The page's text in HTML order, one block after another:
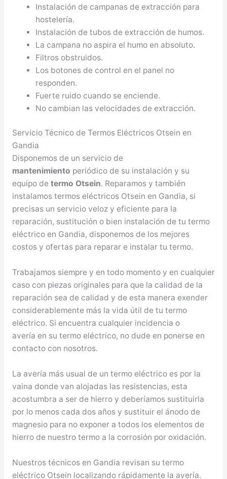
Instalación de campanas de extracción para
hostelería.
Instalación de tubos de extracción de humos.
La campana no aspira el humo en absoluto.
Filtros obstruidos.
Los botones de control en el panel no
responden.
Fuerte ruido cuando se enciende.
No cambian las velocidades de extracción.
Servicio Técnico de Termos Eléctricos Otsein en
Gandia
Disponemos de un servicio de
mantenimiento periódico de su instalación y su
equipo de termo Otsein. Reparamos y también
instalamos termos eléctricos Otsein en Gandia, si
precisas un servicio veloz y eficiente para la
reparación, sustitución o bien instalación de tu termo
eléctrico en Gandia, disponemos de los mejores
costos y ofertas para reparar e instalar tu termo.
Trabajamos siempre y en todo momento y en cualquier
caso con piezas originales para que la calidad de la
reparación sea de calidad y de esta manera exender
considerablemente más la vida útil de tu termo
eléctrico. Si encuentra cualquier incidencia o
avería en su termo eléctrico, no dude en ponerse en
contacto con nosotros.
La avería más usual de un termo eléctrico es por la
vaina donde van alojadas las resistencias, esta
acostumbra a ser de hierro y deberíamos sustituirla
por lo menos cada dos años y sustituir el ánodo de
magnesio para no exponer a todos los elementos de
hierro de nuestro termo a la corrosión por oxidación.
Nuestros técnicos en Gandia revisan su termo
eléctrico Otsein localizando rápidamente la avería.